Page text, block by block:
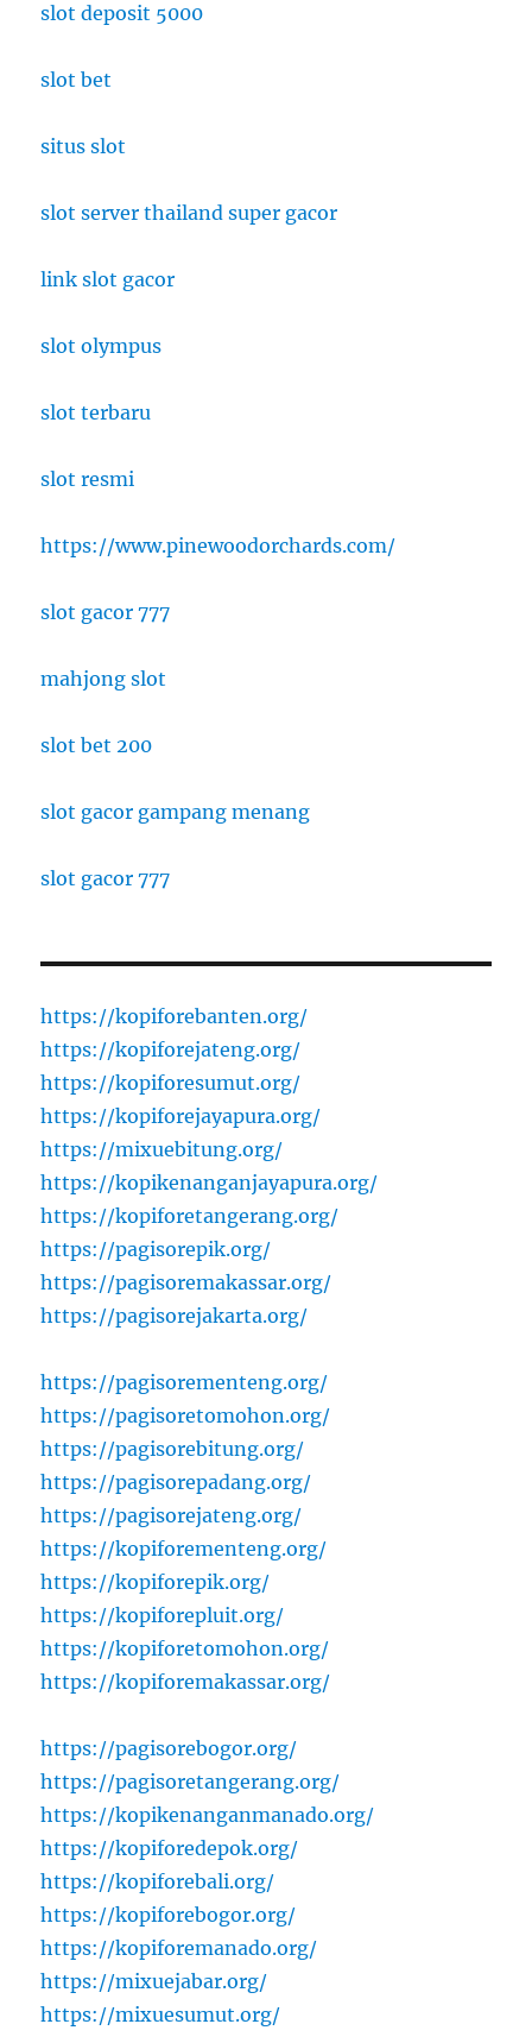
slot deposit 5000
slot bet
situs slot
slot server thailand super gacor
link slot gacor
slot olympus
slot terbaru
slot resmi
https://www.pinewoodorchards.com/
slot gacor 777
mahjong slot
slot bet 200
slot gacor gampang menang
slot gacor 777
https://kopiforebanten.org/
https://kopiforejateng.org/
https://kopiforesumut.org/
https://kopiforejayapura.org/
https://mixuebitung.org/
https://kopikenanganjayapura.org/
https://kopiforetangerang.org/
https://pagisorepik.org/
https://pagisoremakassar.org/
https://pagisorejakarta.org/
https://pagisorementeng.org/
https://pagisoretomohon.org/
https://pagisorebitung.org/
https://pagisorepadang.org/
https://pagisorejateng.org/
https://kopiforementeng.org/
https://kopiforepik.org/
https://kopiforepluit.org/
https://kopiforetomohon.org/
https://kopiforemakassar.org/
https://pagisorebogor.org/
https://pagisoretangerang.org/
https://kopikenanganmanado.org/
https://kopiforedepok.org/
https://kopiforebali.org/
https://kopiforebogor.org/
https://kopiforemanado.org/
https://mixuejabar.org/
https://mixuesumut.org/